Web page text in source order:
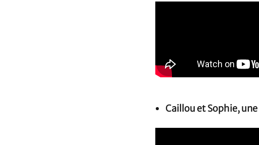
Caillou et Sophie,